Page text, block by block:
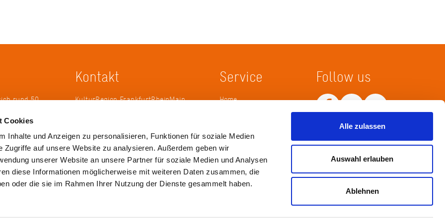
Cookies
Inhalte und Anzeigen zu personalisieren, Funktionen für soziale Medien
Zugriffe auf unsere Website zu analysieren. Außerdem geben wir
unserer Website an unsere Partner für soziale Medien und Analysen
diese Informationen möglicherweise mit weiteren Daten zusammen, die
oder die sie im Rahmen Ihrer Nutzung der Dienste gesammelt haben.
Alle zulassen
Auswahl erlauben
Ablehnen
rund 50
2005 die
zu
Kontakt
KulturRegion FrankfurtRheinMain
Tel.: +49 69 2577-1700
Fax: +49 69 2577-1750
E-Mail:info@krfrm.de
Service
Home
Follow us
Netiquette